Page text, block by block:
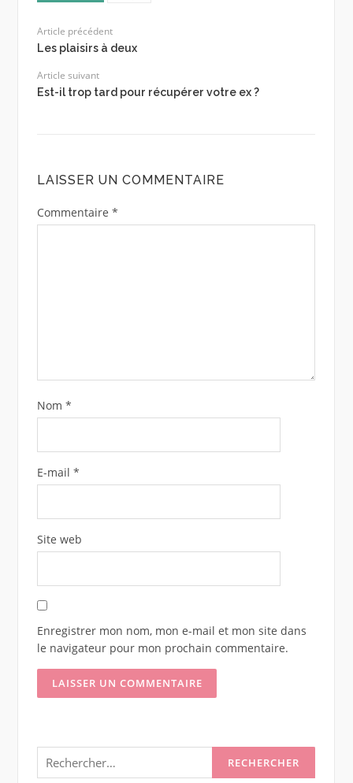
Article précédent
Les plaisirs à deux
Article suivant
Est-il trop tard pour récupérer votre ex ?
LAISSER UN COMMENTAIRE
Commentaire *
Nom *
E-mail *
Site web
Enregistrer mon nom, mon e-mail et mon site dans
le navigateur pour mon prochain commentaire.
Rechercher :